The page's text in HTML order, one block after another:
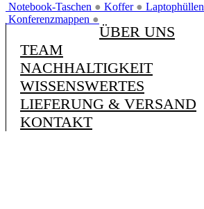
Notebook-Taschen ● Koffer ● Laptophüllen
Konferenzmappen ●
ÜBER UNS
TEAM
NACHHALTIGKEIT
WISSENSWERTES
LIEFERUNG & VERSAND
KONTAKT